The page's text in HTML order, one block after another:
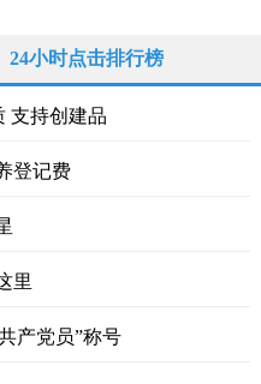
24小时点击排行榜
支持创建品
登记费
里
产党员”称号